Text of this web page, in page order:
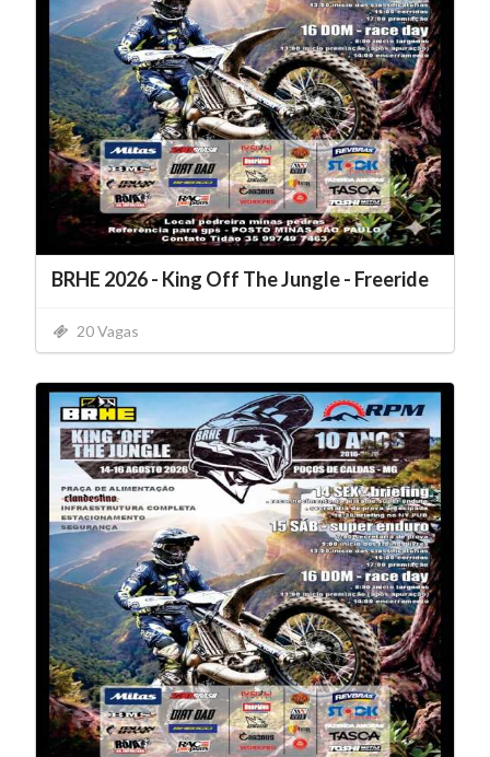
BRHE 2026 - King Off The Jungle - Freeride
20 Vagas